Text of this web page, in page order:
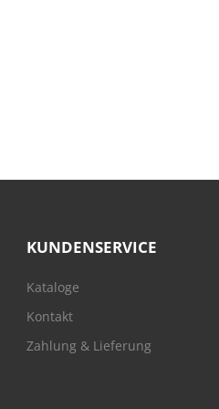
KUNDENSERVICE
Kataloge
Kontakt
Zahlung & Lieferung